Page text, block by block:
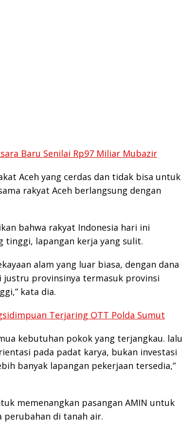
Baru Senilai Rp97 Miliar Mubazir
Aceh yang cerdas dan tidak bisa untuk
rakyat Aceh berlangsung dengan
bahwa rakyat Indonesia hari ini
tinggi, lapangan kerja yang sulit.
alam yang luar biasa, dengan dana
provinsinya termasuk provinsi
kata dia.
Terjaring OTT Polda Sumut
kebutuhan pokok yang terjangkau. lalu
pada padat karya, bukan investasi
banyak lapangan pekerjaan tersedia,”
memenangkan pasangan AMIN untuk
perubahan di tanah air.